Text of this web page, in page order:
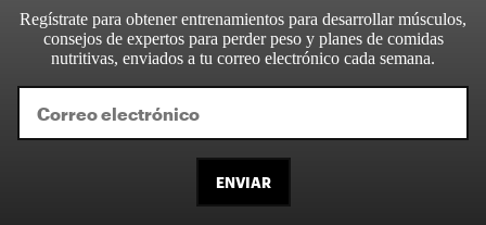
Regístrate para obtener entrenamientos para desarrollar músculos,
consejos de expertos para perder peso y planes de comidas
nutritivas, enviados a tu correo electrónico cada semana.
ENVIAR